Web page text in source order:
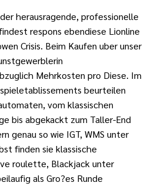
herausragende, professionelle
respons ebendiese Lionline
Crisis. Beim Kaufen uber unser
Mehrkosten pro Diese. Im
beurteilen
vom klassischen
bis abgekackt zum Taller-End
genau so wie IGT, WMS unter
finden sie klassische
roulette, Blackjack unter
als Gro?es Runde